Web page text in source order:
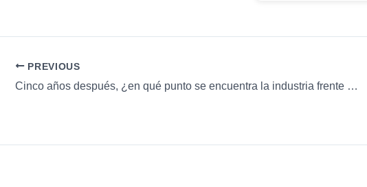
PREVIOUS
Cinco años después, ¿en qué punto se encuentra la industria frente a los cafés infusionados? & más…